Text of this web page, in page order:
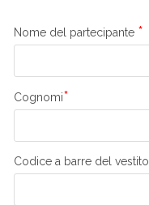
Nome del partecipante *
Cognomi*
Codice a barre del vestito